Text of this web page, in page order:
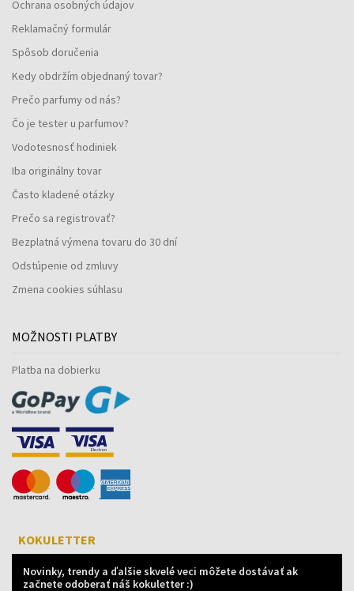
Ochrana osobných údajov
Reklamačný formulár
Spôsob doručenia
Kedy obdržím objednaný tovar?
Prečo parfumy od nás?
Čo je tester u parfumov?
Vodotesnosť hodiniek
Iba originálny tovar
Často kladené otázky
Prečo sa registrovať?
Bezplatná výmena tovaru do 30 dní
Odstúpenie od zmluvy
Zmena cookies súhlasu
MOŽNOSTI PLATBY
Platba na dobierku
KOKULETTER
Novinky, trendy a ďalšie skvelé veci môžete dostávať ak
začnete odoberať náš kokuletter :)